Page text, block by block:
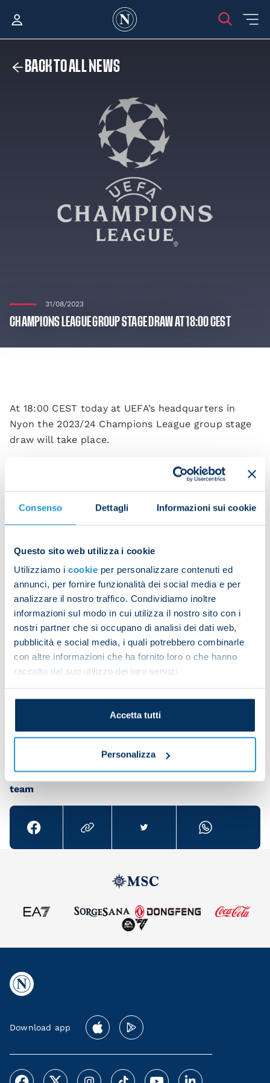
Consenso Dettagli Informazioni sui cookie
Questo sito web utilizza i cookie
Utilizziamo i cookie per personalizzare contenuti ed
annunci, per fornire funzionalità dei social media e per
analizzare il nostro traffico. Condividiamo inoltre
informazioni sul modo in cui utilizza il nostro sito con i
nostri partner che si occupano di analisi dei dati web,
pubblicità e social media, i quali potrebbero combinarle
con altre informazioni che ha fornito loro o che hanno
raccolto dal suo utilizzo dei loro servizi.
Accetta tutti
Personalizza
BACK TO ALL NEWS
31/08/2023
CHAMPIONS LEAGUE GROUP STAGE DRAW AT 18:00 CEST
At 18:00 CEST today at UEFA’s headquarters in
Nyon the 2023/24 Champions League group stage
draw will take place.
Napoli are seeded and are in pot one alongside
Barcelona, Bayern Munich, Benfica, Feyenoord,
Napoli can’t be drawn against fellow Italian teams
Pot two:Arsenal, Atletico Madrid,Borussia
Dortmund, Leipzig,Manchester United,Real
Madrid, Porto
Pot three: Braga ,Copenhagen,PSV,Shakhtar,
Salzburg, Red Star
Galatasaray, Real Sociedad, Young Boys,Union
Share the article with your friends and support the
team
Download app